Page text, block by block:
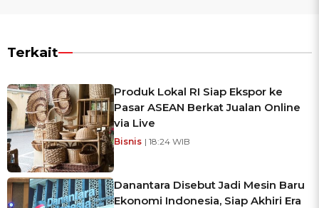
Terkait
Produk Lokal RI Siap Ekspor ke
Pasar ASEAN Berkat Jualan Online
via Live
Bisnis | 18:24 WIB
Danantara Disebut Jadi Mesin Baru
Ekonomi Indonesia, Siap Akhiri Era